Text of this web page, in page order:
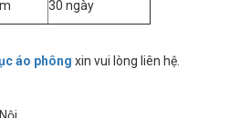
30 ngày
áo phông xin vui lòng liên hệ.